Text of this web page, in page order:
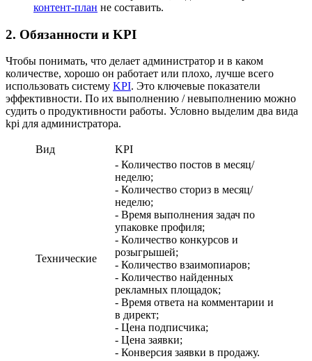
контент-план не составить.
2. Обязанности и KPI
Чтобы понимать, что делает администратор и в каком
количестве, хорошо он работает или плохо, лучше всего
использовать систему KPI. Это ключевые показатели
эффективности. По их выполнению / невыполнению можно
судить о продуктивности работы. Условно выделим два вида
kpi для администратора.
Вид KPI
Технические
- Количество постов в месяц/
неделю;
- Количество сториз в месяц/
неделю;
- Время выполнения задач по
упаковке профиля;
- Количество конкурсов и
розыгрышей;
- Количество взаимопиаров;
- Количество найденных
рекламных площадок;
- Время ответа на комментарии и
в директ;
- Цена подписчика;
- Цена заявки;
- Конверсия заявки в продажу.